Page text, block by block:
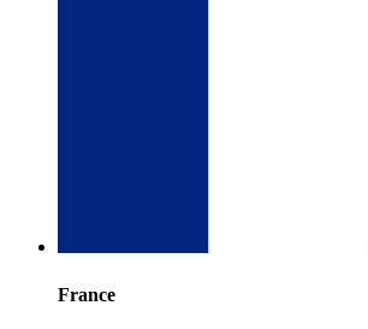
France